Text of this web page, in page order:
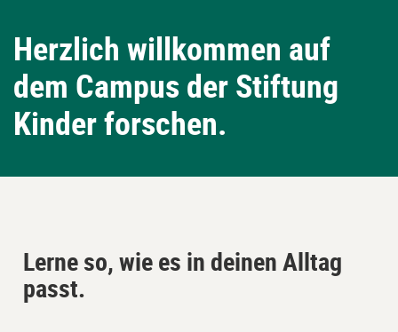
Herzlich willkommen auf
dem Campus der Stiftung
Kinder forschen.
Lerne so, wie es in deinen Alltag
passt.